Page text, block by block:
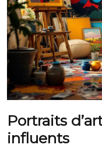
Portraits
influents